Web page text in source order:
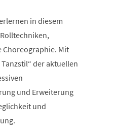
in diesem
Choreographie. Mit
der aktuellen
und Erweiterung
und